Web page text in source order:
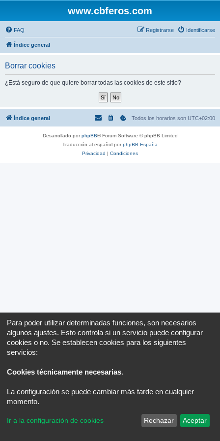
www.cbferos.com
FAQ Identificarse
Registrarse
Índice general
Borrar cookies
¿Está seguro de que quiere borrar todas las cookies de este sitio?
Índice general Todos los horarios son UTC+02:00
Desarrollado porphpBB® Forum Software © phpBB Limited
Traducción al español porphpBB España
Privacidad | Condiciones
Para poder utilizar determinadas funciones, son necesarios
algunos ajustes. Esto controla si un servicio puede configurar
cookies o no. Se establecen cookies para los siguientes
servicios:
Cookies técnicamente necesarias.
La configuración se puede cambiar más tarde en cualquier
momento.
Ir a la configuración de cookies Rechazar Aceptar